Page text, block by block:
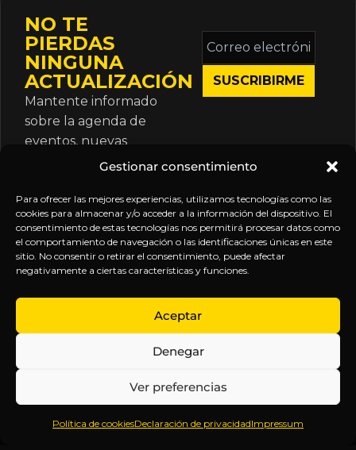
Gestionar consentimiento
Para ofrecer las mejores experiencias, utilizamos tecnologías como las
cookies para almacenar y/o acceder a la información del dispositivo. El
consentimiento de estas tecnologías nos permitirá procesar datos como
el comportamiento de navegación o las identificaciones únicas en este
sitio. No consentir o retirar el consentimiento, puede afectar
negativamente a ciertas características y funciones.
Aceptar
Denegar
Ver preferencias
Política de cookiesDeclaración de privacidadImpressum
NO TE
PIERDAS
NINGUNA
ACTUALIZACIÓN
Mantente informado
sobre la agenda de
eventos, nuevas
publicaciones y
suscripción.
Correo
electrónico
*
Inteligencia
Anticipándonos
EXPLORA
Inicio
Sobre
Contenido
Webinars
LEGAL
Política
de
Términos y
Aviso
SÍGUENOS